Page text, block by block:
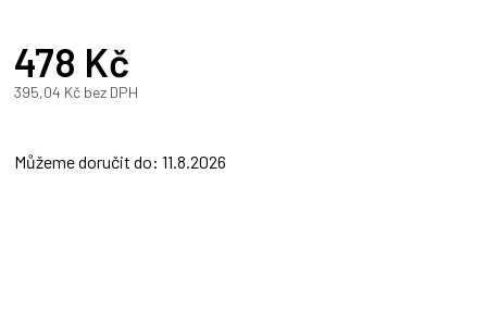
478 Kč
395,04 Kč bez DPH
Můžeme doručit do: 11.8.2026